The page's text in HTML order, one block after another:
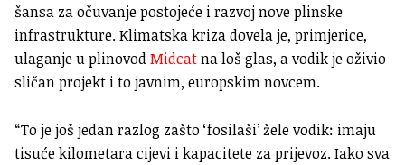
šansa za očuvanje postojeće i razvoj nove plinske
infrastrukture. Klimatska kriza dovela je, primjerice,
ulaganje u plinovodMidcatna loš glas, a vodik je oživio
sličan projekt i to javnim, europskim novcem.
“To je još jedan razlog zašto ‘fosilaši’ žele vodik: imaju
tisuće kilometara cijevi i kapacitete za prijevoz. Iako sva